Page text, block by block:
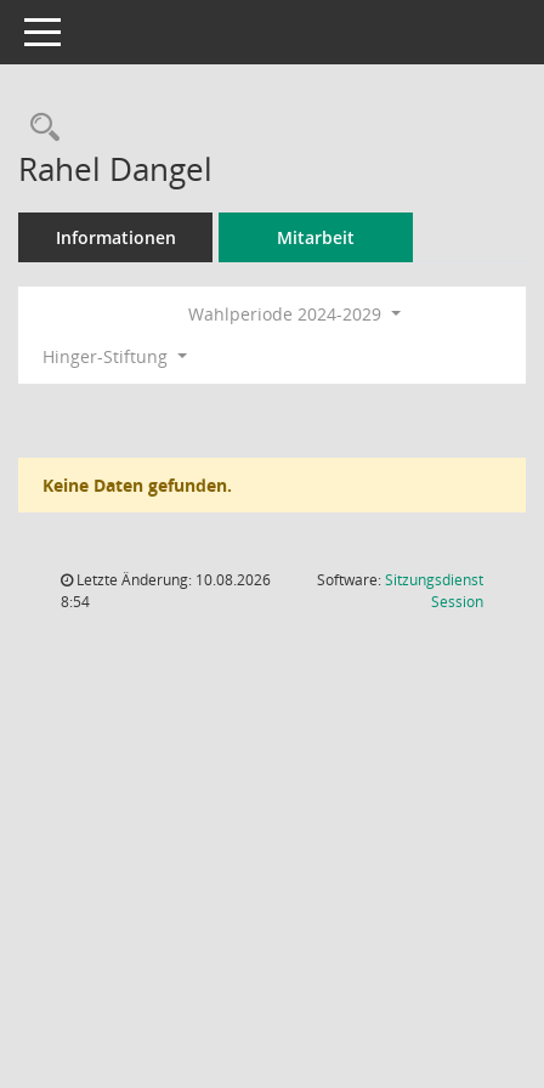
Toggle navigation
Rechercheauswahl
Rahel Dangel
Informationen Mitarbeit
Wahlperiode 2024-2029
Hinger-Stiftung
Keine Daten gefunden.
Letzte Änderung: 10.08.2026
8:54
Software:Sitzungsdienst
Session(Wird in